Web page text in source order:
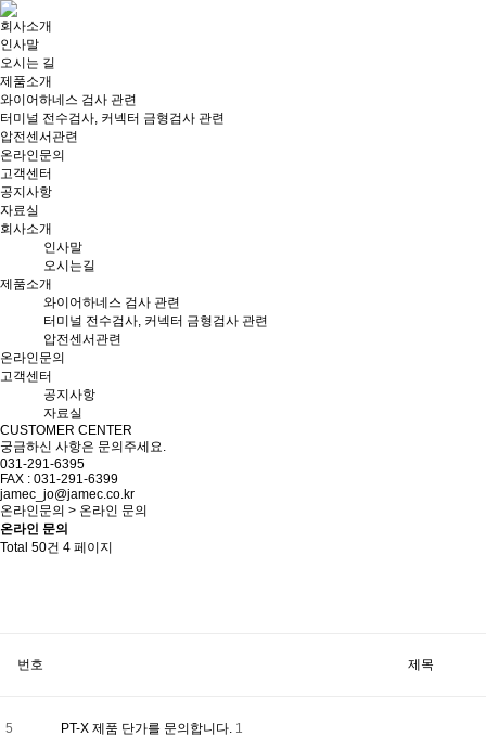
회사소개
인사말
오시는 길
제품소개
와이어하네스 검사 관련
터미널 전수검사, 커넥터 금형검사 관련
압전센서관련
온라인문의
고객센터
공지사항
자료실
회사소개
인사말
오시는길
제품소개
와이어하네스 검사 관련
터미널 전수검사, 커넥터 금형검사 관련
압전센서관련
온라인문의
고객센터
공지사항
자료실
CUSTOMER CENTER
궁금하신 사항은 문의주세요.
031-291-6395
FAX : 031-291-6399
jamec_jo@jamec.co.kr
온라인문의 > 온라인 문의
온라인 문의
Total 50건 4 페이지
번호 제목
5 PT-X 제품 단가를 문의합니다. 1